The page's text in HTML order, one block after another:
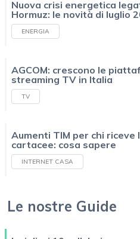
Nuova crisi energetica
Hormuz: le novità di luglio
ENERGIA
AGCOM: crescono le
streaming TV in Italia
TV
Aumenti TIM per chi riceve
cartacee: cosa sapere
INTERNET CASA
Le nostre Guide